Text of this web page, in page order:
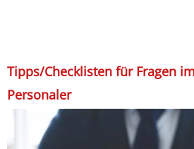
Tipps/Checklisten für Fragen
Personaler